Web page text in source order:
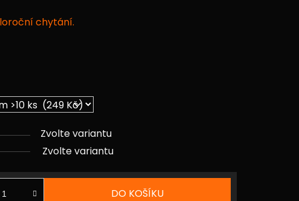
chytání.
Zvolte variantu
Zvolte variantu
DO KOŠÍKU